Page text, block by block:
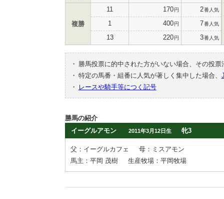
複勝
11 170円 2番人気
1 400円 7番人気
13 220円 3番人気
・
勝馬投票に的中された方がいない場合、その投
・ 特定の馬番・組番に人気が著しく集中した場合、
・
レースや騎手等につく記号
勝馬の紹介
イーグルアモン
2011年3月12日生 牝3
父：イーグルカフェ
母：ミスアモン
馬主：平岡 茂樹
生産牧場：平岡牧場